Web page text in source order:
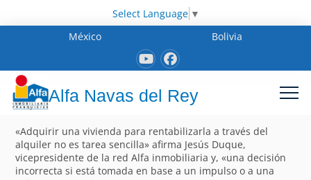
Select Language ▼
México
Bolivia
Alfa Navas del Rey
«Adquirir una vivienda para rentabilizarla a través del
alquiler no es tarea sencilla» afirma Jesús Duque,
vicepresidente de la red Alfa inmobiliaria y, «una decisión
incorrecta si está tomada en base a un impulso o a una